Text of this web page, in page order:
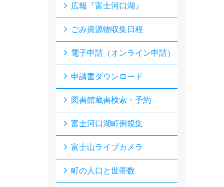
広報『富士河口湖』
ごみ資源物収集日程
電子申請（オンライン申請）
申請書ダウンロード
図書館蔵書検索・予約
富士河口湖町例規集
富士山ライブカメラ
町の人口と世帯数